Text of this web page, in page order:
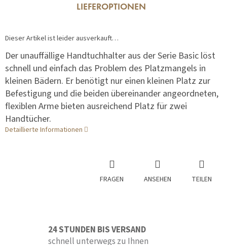
LIEFEROPTIONEN
Dieser Artikel ist leider ausverkauft…
Der unauffällige Handtuchhalter aus der Serie Basic löst
schnell und einfach das Problem des Platzmangels in
kleinen Bädern. Er benötigt nur einen kleinen Platz zur
Befestigung und die beiden übereinander angeordneten,
flexiblen Arme bieten ausreichend Platz für zwei
Handtücher.
Detaillierte Informationen
FRAGEN ANSEHEN TEILEN
24 STUNDEN BIS VERSAND
schnell unterwegs zu Ihnen